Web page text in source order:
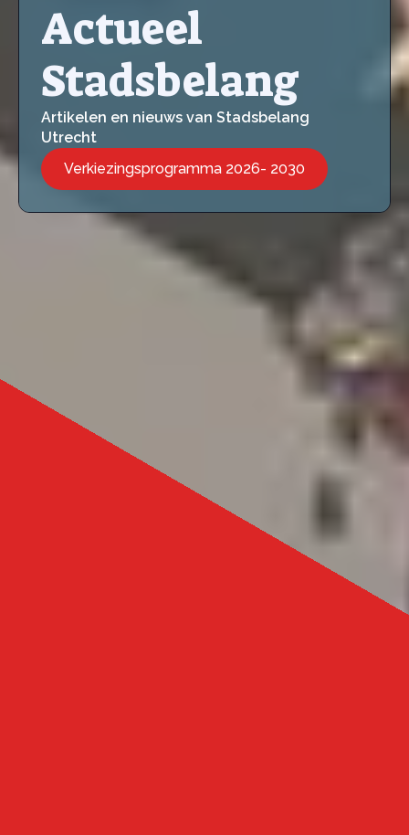
Actueel
Stadsbelang
Artikelen en nieuws van Stadsbelang
Utrecht
Verkiezingsprogramma 2026- 2030